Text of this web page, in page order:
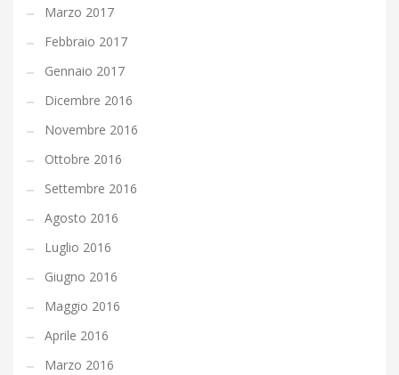
Marzo 2017
Febbraio 2017
Gennaio 2017
Dicembre 2016
Novembre 2016
Ottobre 2016
Settembre 2016
Agosto 2016
Luglio 2016
Giugno 2016
Maggio 2016
Aprile 2016
Marzo 2016